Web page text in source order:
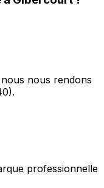
nous rendons
professionnelle